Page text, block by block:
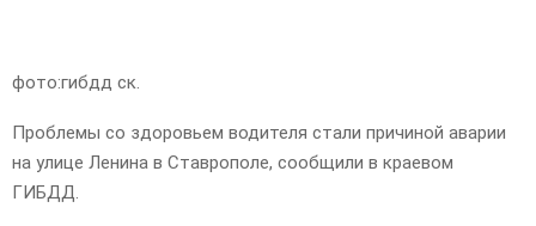
фото:гибдд ск.
Проблемы со здоровьем водителя стали причиной аварии
на улице Ленина в Ставрополе, сообщили в краевом
ГИБДД.